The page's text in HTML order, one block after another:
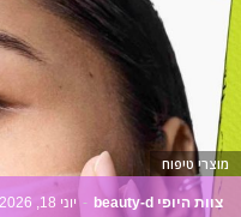
צוות היופי beauty-d - יוני 18, 2026
מוצרי טיפוח